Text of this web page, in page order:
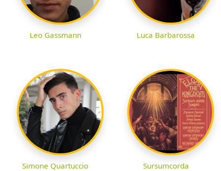
Leo Gassmann Luca Barbarossa
Simone Quartuccio Sursumcorda